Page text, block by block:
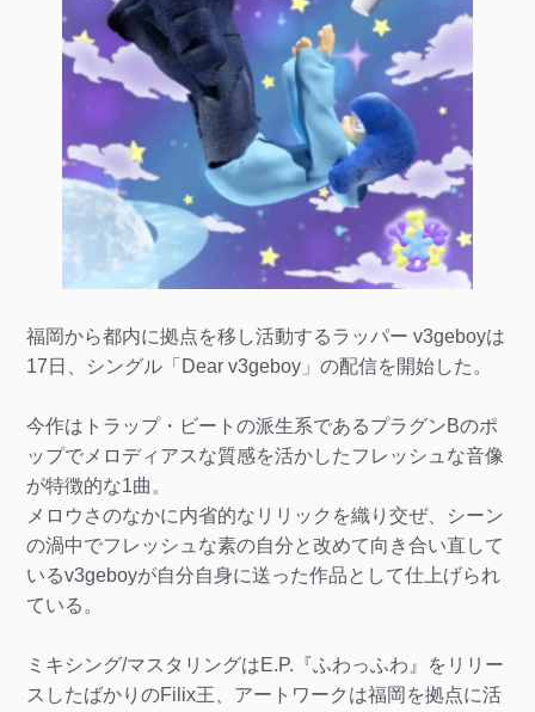
福岡から都内に拠点を移し活動するラッパー v3geboyは
17日、シングル「Dear v3geboy」の配信を開始した。
今作はトラップ・ビートの派生系であるプラグンBのポ
ップでメロディアスな質感を活かしたフレッシュな音像
が特徴的な1曲。
メロウさのなかに内省的なリリックを織り交ぜ、シーン
の渦中でフレッシュな素の自分と改めて向き合い直して
いるv3geboyが自分自身に送った作品として仕上げられ
ている。
ミキシング/マスタリングはE.P.『ふわっふわ』をリリー
スしたばかりのFilix王、アートワークは福岡を拠点に活